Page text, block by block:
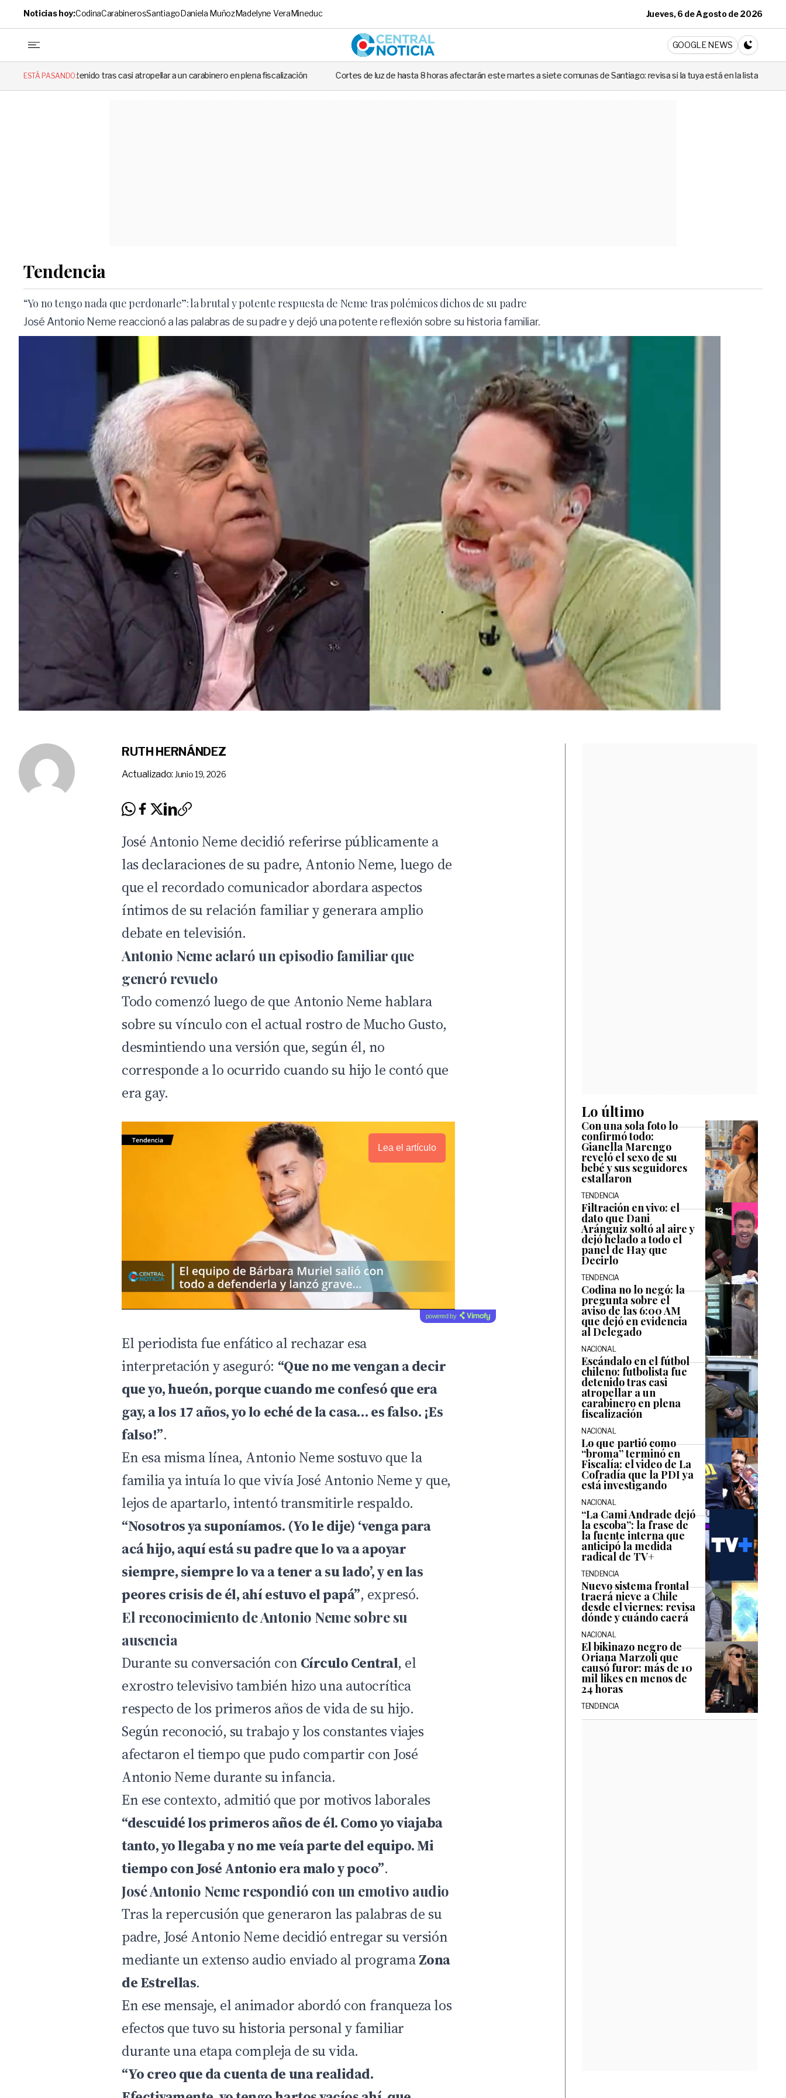
Noticias hoy:CodinaCarabinerosSantiagoDaniela MuñozMadelyne VeraMineduc Jueves, 6 de Agosto de 2026
Central Noticia
GOOGLE NEWS
CAMBIA A
ESTÁ PASANDO:
tras casi atropellar a un carabinero en plena fiscalización Cortes de luz de hasta 8 horas afectarán este martes a siete comunas de Santiago: revisa si la tuya está en la lista Codina no lo negó:
Tendencia
“Yo no tengo nada que perdonarle”: la brutal y potente respuesta de Neme tras polémicos dichos de su padre
José Antonio Neme reaccionó a las palabras de su padre y dejó una potente reflexión sobre su historia familiar.
RUTH HERNÁNDEZ
Actualizado: Junio 19, 2026
José Antonio Neme decidió referirse públicamente a
las declaraciones de su padre, Antonio Neme, luego de
que el recordado comunicador abordara aspectos
íntimos de su relación familiar y generara amplio
debate en televisión.
Antonio Neme aclaró un episodio familiar que
generó revuelo
Todo comenzó luego de que Antonio Neme hablara
sobre su vínculo con el actual rostro de Mucho Gusto,
desmintiendo una versión que, según él, no
corresponde a lo ocurrido cuando su hijo le contó que
era gay.
Lea el artículo
powered by
El periodista fue enfático al rechazar esa
interpretación y aseguró: “Que no me vengan a decir
que yo, hueón, porque cuando me confesó que era
gay, a los 17 años, yo lo eché de la casa… es falso. ¡Es
falso!”.
En esa misma línea, Antonio Neme sostuvo que la
familia ya intuía lo que vivía José Antonio Neme y que,
lejos de apartarlo, intentó transmitirle respaldo.
“Nosotros ya suponíamos. (Yo le dije) ‘venga para
acá hijo, aquí está su padre que lo va a apoyar
siempre, siempre lo va a tener a su lado’, y en las
peores crisis de él, ahí estuvo el papá”, expresó.
El reconocimiento de Antonio Neme sobre su
ausencia
Durante su conversación con Círculo Central, el
exrostro televisivo también hizo una autocrítica
respecto de los primeros años de vida de su hijo.
Según reconoció, su trabajo y los constantes viajes
afectaron el tiempo que pudo compartir con José
Antonio Neme durante su infancia.
En ese contexto, admitió que por motivos laborales
“descuidé los primeros años de él. Como yo viajaba
tanto, yo llegaba y no me veía parte del equipo. Mi
tiempo con José Antonio era malo y poco”.
José Antonio Neme respondió con un emotivo audio
Tras la repercusión que generaron las palabras de su
padre, José Antonio Neme decidió entregar su versión
mediante un extenso audio enviado al programaZona
de Estrellas.
En ese mensaje, el animador abordó con franqueza los
efectos que tuvo su historia personal y familiar
durante una etapa compleja de su vida.
“Yo creo que da cuenta de una realidad.
Lo último
Con una sola foto lo
confirmó todo:
Gianella Marengo
reveló el sexo de su
bebé y sus seguidores
estallaron
TENDENCIA
Filtración en vivo: el
dato que Dani
Aránguiz soltó al aire y
dejó helado a todo el
panel de Hay que
Decirlo
TENDENCIA
Codina no lo negó: la
pregunta sobre el
aviso de las 6:00 AM
que dejó en evidencia
al Delegado
NACIONAL
Escándalo en el fútbol
chileno: futbolista fue
detenido tras casi
atropellar a un
carabinero en plena
fiscalización
NACIONAL
Lo que partió como
“broma” terminó en
Fiscalía: el video de La
Cofradía que la PDI ya
está investigando
NACIONAL
“La Cami Andrade dejó
la escoba”: la frase de
la fuente interna que
anticipó la medida
radical de TV+
TENDENCIA
Nuevo sistema frontal
traerá nieve a Chile
desde el viernes: revisa
dónde y cuándo caerá
NACIONAL
El bikinazo negro de
Oriana Marzoli que
causó furor: más de 10
mil likes en menos de
24 horas
TENDENCIA